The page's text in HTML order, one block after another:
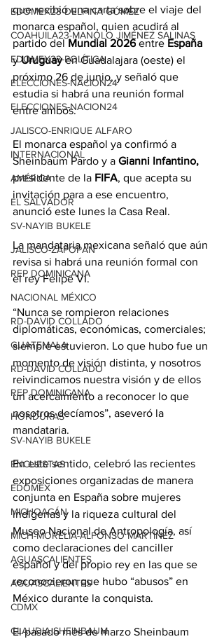
EDOMEX23-DELFINA GÓMEZ
COAHUILA23-MANOLO JIMÉNEZ SALINAS
EDOMEX23-POLÍTICA
ELECCIONES-NACION24
ELECCIONES-NACION24
JALISCO-ENRIQUE ALFARO
INTERNACIONAL
AMÉRICA
EL SALVADOR
SV-NAYIB BUKELE
JALISCO-ZAPOPAN
REP DOMINICANA
NACIONAL MÉXICO
RD-DAVID COLLADO
GUATEMALA
RD-DAVID COLLADO
REP DOMINICANA
HONDURAS
SV-NAYIB BUKELE
ENCUESTAS
EDOMEX
MICHOACÁN
MICH-MORELIA-ALFONSO MARTÍNEZ
AGUASCALIENTES
AGUASCALIENTES
CDMX
CLAUDIA SHEINBAUM
que recibió una carta sobre el viaje del
monarca español, quien acudirá al
partido del Mundial 2026 entre España
y Uruguay en Guadalajara (oeste) el
próximo 26 de junio, y señaló que
estudia si habrá una reunión formal
entre ambos.
El monarca español ya confirmó a
Sheinbaum Pardo y a Gianni Infantino,
presidente de la FIFA, que acepta su
invitación para a ese encuentro,
anunció este lunes la Casa Real.
La mandataria mexicana señaló que aún
revisa si habrá una reunión formal con
el rey Felipe VI.
“Nunca se rompieron relaciones
diplomáticas, económicas, comerciales;
siempre estuvieron. Lo que hubo fue un
momento de visión distinta, y nosotros
reivindicamos nuestra visión y de ellos
un acercamiento a reconocer lo que
nosotros decíamos”, aseveró la
mandataria.
En este sentido, celebró las recientes
exposiciones organizadas de manera
conjunta en España sobre mujeres
indígenas y la riqueza cultural del
Museo Nacional de Antropología, así
como declaraciones del canciller
español y del propio rey en las que se
reconocieron que hubo “abusos” en
México durante la conquista.
El pasado mes de marzo Sheinbaum